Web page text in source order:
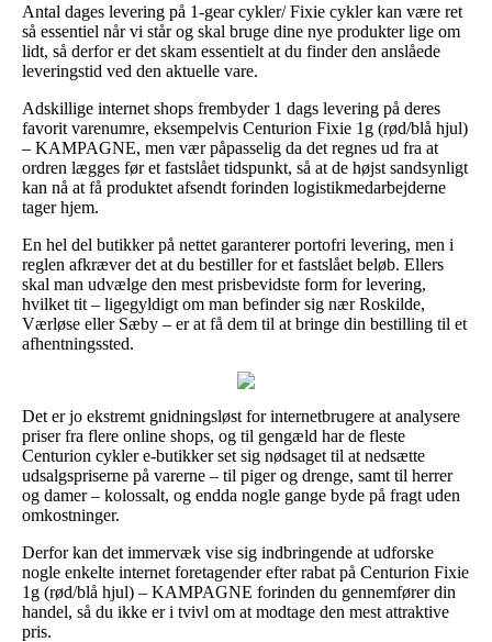
Antal dages levering på 1-gear cykler/ Fixie cykler kan være ret
så essentiel når vi står og skal bruge dine nye produkter lige om
lidt, så derfor er det skam essentielt at du finder den anslåede
leveringstid ved den aktuelle vare.
Adskillige internet shops frembyder 1 dags levering på deres
favorit varenumre, eksempelvis Centurion Fixie 1g (rød/blå hjul)
– KAMPAGNE, men vær påpasselig da det regnes ud fra at
ordren lægges før et fastslået tidspunkt, så at de højst sandsynligt
kan nå at få produktet afsendt forinden logistikmedarbejderne
tager hjem.
En hel del butikker på nettet garanterer portofri levering, men i
reglen afkræver det at du bestiller for et fastslået beløb. Ellers
skal man udvælge den mest prisbevidste form for levering,
hvilket tit – ligegyldigt om man befinder sig nær Roskilde,
Værløse eller Sæby – er at få dem til at bringe din bestilling til et
afhentningssted.
Det er jo ekstremt gnidningsløst for internetbrugere at analysere
priser fra flere online shops, og til gengæld har de fleste
Centurion cykler e-butikker set sig nødsaget til at nedsætte
udsalgspriserne på varerne – til piger og drenge, samt til herrer
og damer – kolossalt, og endda nogle gange byde på fragt uden
omkostninger.
Derfor kan det immervæk vise sig indbringende at udforske
nogle enkelte internet foretagender efter rabat på Centurion Fixie
1g (rød/blå hjul) – KAMPAGNE forinden du gennemfører din
handel, så du ikke er i tvivl om at modtage den mest attraktive
pris.